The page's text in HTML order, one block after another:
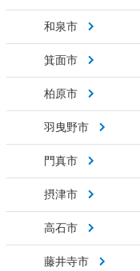
和泉市
箕面市
柏原市
羽曳野市
門真市
摂津市
高石市
藤井寺市